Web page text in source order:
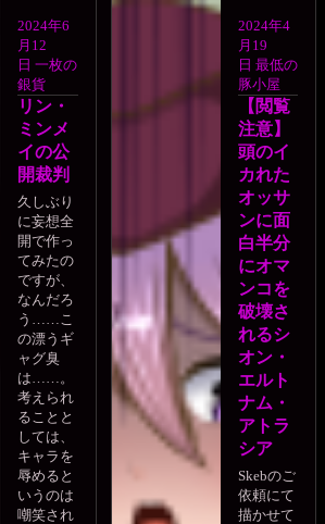
2024年6
月12
日 一枚の
銀貨
リン・
ミンメ
イの公
開裁判
久しぶり
に妄想全
開で作っ
てみたの
ですが、
なんだろ
う……こ
の漂うギ
ャグ臭
は……。
考えられ
ることと
しては、
キャラを
辱めると
いうのは
嘲笑され
2024年4
月19
日 最低の
豚小屋
【閲覧
注意】
頭のイ
カれた
オッサ
ンに面
白半分
にオマ
ンコを
破壊さ
れるシ
オン・
エルト
ナム・
アトラ
シア
Skebのご
依頼にて
描かせて